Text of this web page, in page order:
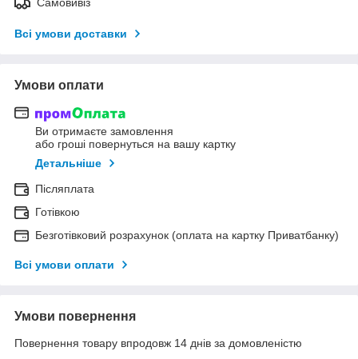
Всі умови доставки
Умови оплати
Ви отримаєте замовлення
або гроші повернуться на вашу картку
Детальніше
Післяплата
Готівкою
Безготівковий розрахунок (оплата на картку Приватбанку)
Всі умови оплати
Умови повернення
Повернення товару впродовж 14 днів за домовленістю